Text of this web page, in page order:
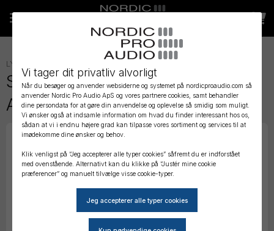
Vi tager dit privatliv alvorligt
Når du besøger og anvender websiderne og systemet på nordicproaudio.com så
anvender Nordic Pro Audio ApS og vores partnere cookies, samt behandler
dine persondata for at gøre din anvendelse og oplevelse så smidig som muligt.
Vi ønsker også at indsamle information om hvad du finder interessant hos os,
sådan at vi i endnu højere grad kan tilpasse vores sortiment og services til at
imødekomme dine ønsker og behov.
Klik venligst på “Jeg accepterer alle typer cookies” såfremt du er indforstået
med ovenstående. Alternativt kan du klikke på “Justér mine cookie
præferencer” og manuelt tilvælge visse cookie-typer.
LYDVOGNE, TASKER OG KASSER
SoundCart - Remote Shelf
Assembly